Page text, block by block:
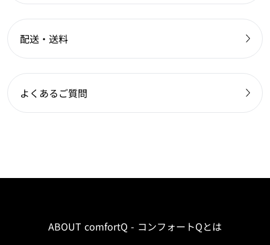
配送・送料
よくあるご質問
ABOUT comfortQ - コンフォートQとは